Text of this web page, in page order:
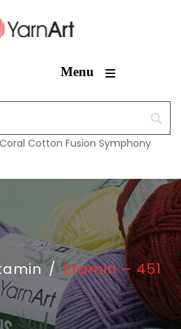
Menu ≡
Coral Cotton Fusion Symphony
/ Etamin – 451